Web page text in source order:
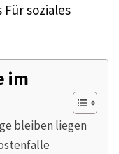
soziales
im
bleiben liegen